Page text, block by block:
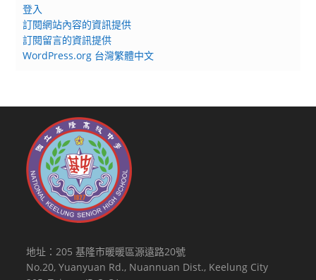
登入
訂閱網站內容的資訊提供
訂閱留言的資訊提供
WordPress.org 台灣繁體中文
地址：205 基隆市暖暖區源遠路20號
No.20, Yuanyuan Rd., Nuannuan Dist., Keelung City